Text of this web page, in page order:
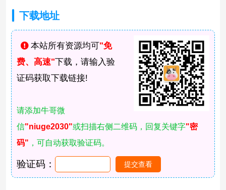
下载地址
本站所有资源均可"免
费、高速"下载，请输入验
证码获取下载链接!
请添加牛哥微
信"niuge2030"或扫描右侧二维码，回复关键字"密
码" ，可自动获取验证码。
验证码：